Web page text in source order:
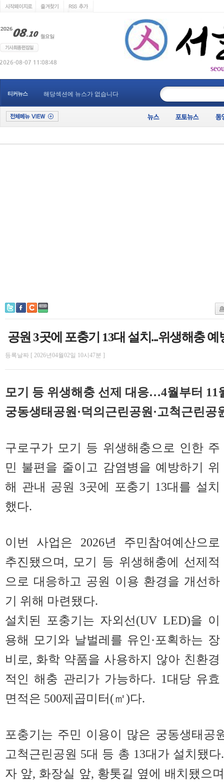
티커뉴스 해당섹션에 뉴스가 없습니다
공원 3곳에 포충기 13대 설치...위생해충 예
등록날짜 [ 2026년04월02일 10시47분 ]
모기 등 위생해충 선제 대응…4월부터 11
궁동생태공원·덕의근린공원·고척근린공
구로구가 모기 등 위생해충으로 인한 주
민 불편을 줄이고 감염병을 예방하기 위
해 관내 공원 3곳에 포충기 13대를 설치
했다.
이번 사업은 2026년 주민참여예산으로
추진됐으며, 모기 등 위생해충에 선제적
으로 대응하고 공원 이용 환경을 개선하
기 위해 마련됐다.
설치된 포충기는 자외선(UV LED)을 이
용해 모기와 날벌레를 유인·포획하는 장
비로, 화학 약품을 사용하지 않아 친환경
적인 해충 관리가 가능하다. 1대당 유효
면적은 500제곱미터(㎡)다.
포충기는 주민 이용이 많은 궁동생태공
고척근린공원 5대 등 총 13대가 설치됐
자 앞, 화장실 앞, 황톳길 옆에 배치됐으